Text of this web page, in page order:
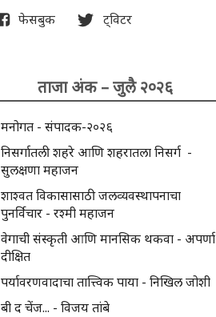
फेसबुक ट्विटर
ताजा अंक – जुलै २०२६
मनोगत - संपादक-२०२६
निसर्गातली शहरे आणि शहरातला निसर्ग -
सुलक्षणा महाजन
शाश्वत विकासासाठी जलव्यवस्थापनाचा
पुनर्विचार - रश्मी महाजन
वेगाची संस्कृती आणि मानसिक थकवा - अपर्णा
दीक्षित
पर्यावरणवादाचा तात्त्विक पाया - निखिल जोशी
बी द चेंज... - विजय तांबे